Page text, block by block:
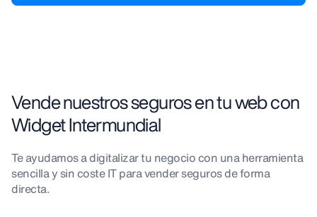
Vende nuestros seguros en tu web con
Widget Intermundial
Te ayudamos a digitalizar tu negocio con una herramienta
sencilla y sin coste IT para vender seguros de forma
directa.